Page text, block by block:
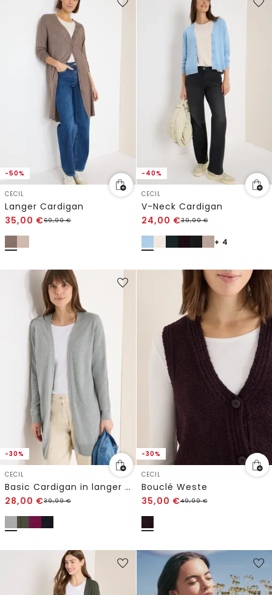
-50%
CECIL
Langer Cardigan
35,00 €69,99€
-40%
CECIL
V-Neck Cardigan
24,00 €39,99€
+ 4
-30%
CECIL
Basic Cardigan in langer Passform
28,00 €39,99€
-30%
CECIL
Bouclé Weste
35,00 €49,99€